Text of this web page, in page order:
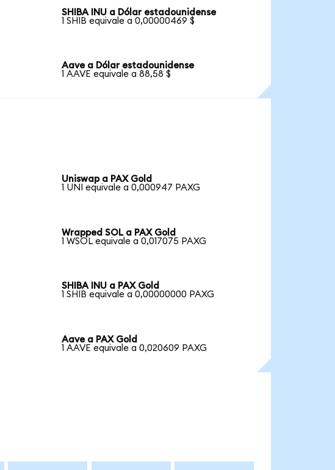
SHIBA INU a Dólar estadounidense
1 SHIB equivale a 0,00000469 $
Aave a Dólar estadounidense
1 AAVE equivale a 88,58 $
Uniswap a PAX Gold
1 UNI equivale a 0,000947 PAXG
Wrapped SOL a PAX Gold
1 WSOL equivale a 0,017075 PAXG
SHIBA INU a PAX Gold
1 SHIB equivale a 0,00000000 PAXG
Aave a PAX Gold
1 AAVE equivale a 0,020609 PAXG